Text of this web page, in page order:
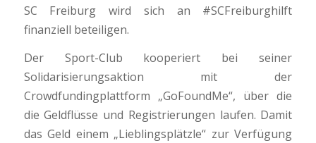
SC Freiburg wird sich an #SCFreiburghilft
finanziell beteiligen.
Der Sport-Club kooperiert bei seiner
Solidarisierungsaktion mit der
Crowdfundingplattform „GoFoundMe“, über die
die Geldflüsse und Registrierungen laufen. Damit
das Geld einem „Lieblingsplätzle“ zur Verfügung